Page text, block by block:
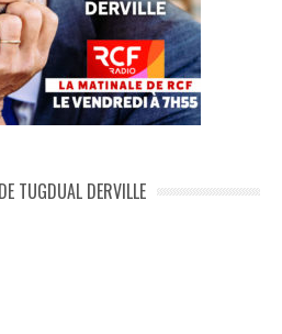
TUGDUAL DERVILLE